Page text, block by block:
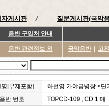
자게시판 질문게시판(국악
음반 구입처 안내
음반 관련정보 외 국악음반 고
명[부제포함]
하선영 가야금병창 <단
음반 번호
TOPCD-109 , CD 1 매